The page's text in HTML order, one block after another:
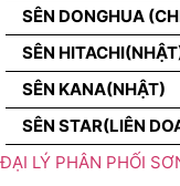
SÊN DONGHUA
SÊN
SÊN KANA(NHẬT)
SÊN STAR(LIÊN
ĐẠI LÝ PHÂN PHỐI